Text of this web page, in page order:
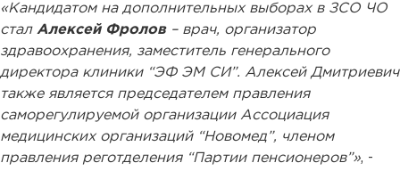
«Кандидатом на дополнительных выборах в ЗСО ЧО
стал Алексей Фролов – врач, организатор
здравоохранения, заместитель генерального
директора клиники “ЭФ ЭМ СИ”. Алексей Дмитриевич
также является председателем правления
саморегулируемой организации Ассоциация
медицинских организаций “Новомед”, членом
правления реготделения “Партии пенсионеров”», -